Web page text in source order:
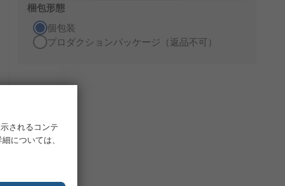
梱包形態
個包装
プロダクションパッケージ（返品不可）
されるコンテ
については、